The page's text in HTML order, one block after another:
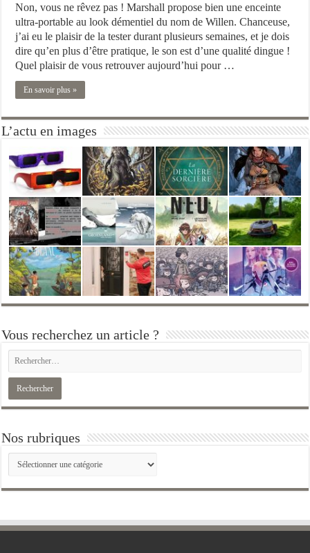
Non, vous ne rêvez pas ! Marshall propose bien une enceinte
ultra-portable au look démentiel du nom de Willen. Chanceuse,
j’ai eu le plaisir de la tester durant plusieurs semaines, et je dois
dire qu’en plus d’être pratique, le son est d’une qualité dingue !
Quel plaisir de vous retrouver aujourd’hui pour …
En savoir plus »
L’actu en images
Vous recherchez un article ?
Nos rubriques
Nos
rubriques